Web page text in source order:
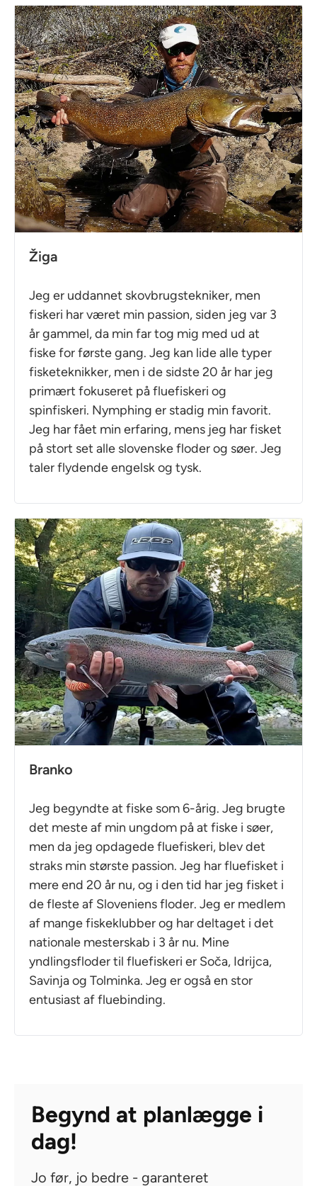
Žiga
Jeg er uddannet skovbrugstekniker, men
fiskeri har været min passion, siden jeg var 3
år gammel, da min far tog mig med ud at
fiske for første gang. Jeg kan lide alle typer
fisketeknikker, men i de sidste 20 år har jeg
primært fokuseret på fluefiskeri og
spinfiskeri. Nymphing er stadig min favorit.
Jeg har fået min erfaring, mens jeg har fisket
på stort set alle slovenske floder og søer. Jeg
taler flydende engelsk og tysk.
Branko
Jeg begyndte at fiske som 6-årig. Jeg brugte
det meste af min ungdom på at fiske i søer,
men da jeg opdagede fluefiskeri, blev det
straks min største passion. Jeg har fluefisket i
mere end 20 år nu, og i den tid har jeg fisket i
de fleste af Sloveniens floder. Jeg er medlem
af mange fiskeklubber og har deltaget i det
nationale mesterskab i 3 år nu. Mine
yndlingsfloder til fluefiskeri er Soča, Idrijca,
Savinja og Tolminka. Jeg er også en stor
entusiast af fluebinding.
Begynd at planlægge i
dag!
Jo før, jo bedre - garanteret